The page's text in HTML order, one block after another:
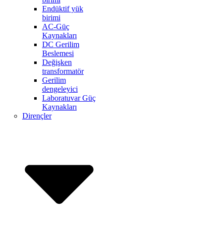
Endüktif yük
birimi
AC-Güç
Kaynakları
DC Gerilim
Beslemesi
Değişken
transformatör
Gerilim
dengeleyici
Laboratuvar Güç
Kaynakları
Dirençler